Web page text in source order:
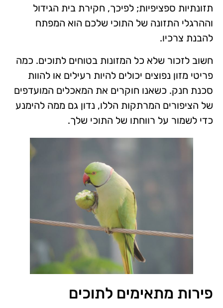
תזונתיות ספציפיות; לפיכך, חקירת בית הגידול
וההרגלי התזונה של התוכי שלכם הוא המפתח
להבנת צרכיו.
חשוב לזכור שלא כל המזונות בטוחים לתוכים. כמה
פריטי מזון נפוצים יכולים להיות רעילים או להוות
סכנת חנק. כשאנו חוקרים את המאכלים המועדפים
של הציפורים המרתקות הללו, נדון גם ממה להימנע
כדי לשמור על רווחתו של התוכי שלך.
פירות מתאימים לתוכים